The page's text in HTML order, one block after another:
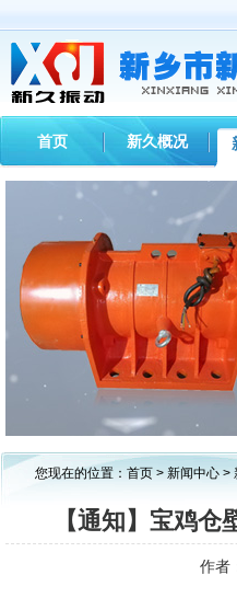
首页 新久概况
您现在的位置： 首页 > 新闻中心 >
【通知】宝鸡
作者